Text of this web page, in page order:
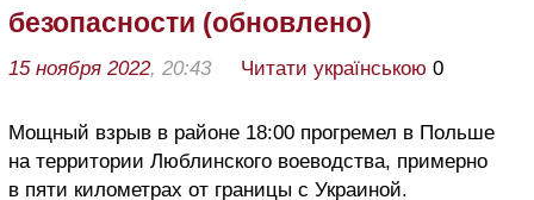
безопасности (обновлено)
15 ноября 2022, 20:43 Читати українською 0
Мощный взрыв в районе 18:00 прогремел в Польше
на территории Люблинского воеводства, примерно
в пяти километрах от границы с Украиной.